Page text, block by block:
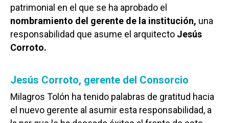
patrimonial en el que se ha aprobado el
nombramiento del gerente de la institución, una
responsabilidad que asume el arquitecto Jesús
Corroto.
Jesús Corroto, gerente del Consorcio
Milagros Tolón ha tenido palabras de gratitud hacia
el nuevo gerente al asumir esta responsabilidad, a